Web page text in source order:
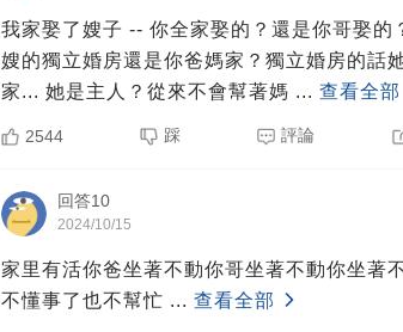
我家娶了嫂子 -- 你全家娶的？還是你哥娶
嫂的獨立婚房還是你爸媽家？獨立婚房的話
家... 她是主人？從來不會幫著媽 ... 查看全部
2544 踩 評論
回答10
2024/10/15
家里有活你爸坐著不動你哥坐著不動你坐著
不懂事了也不幫忙 ... 查看全部